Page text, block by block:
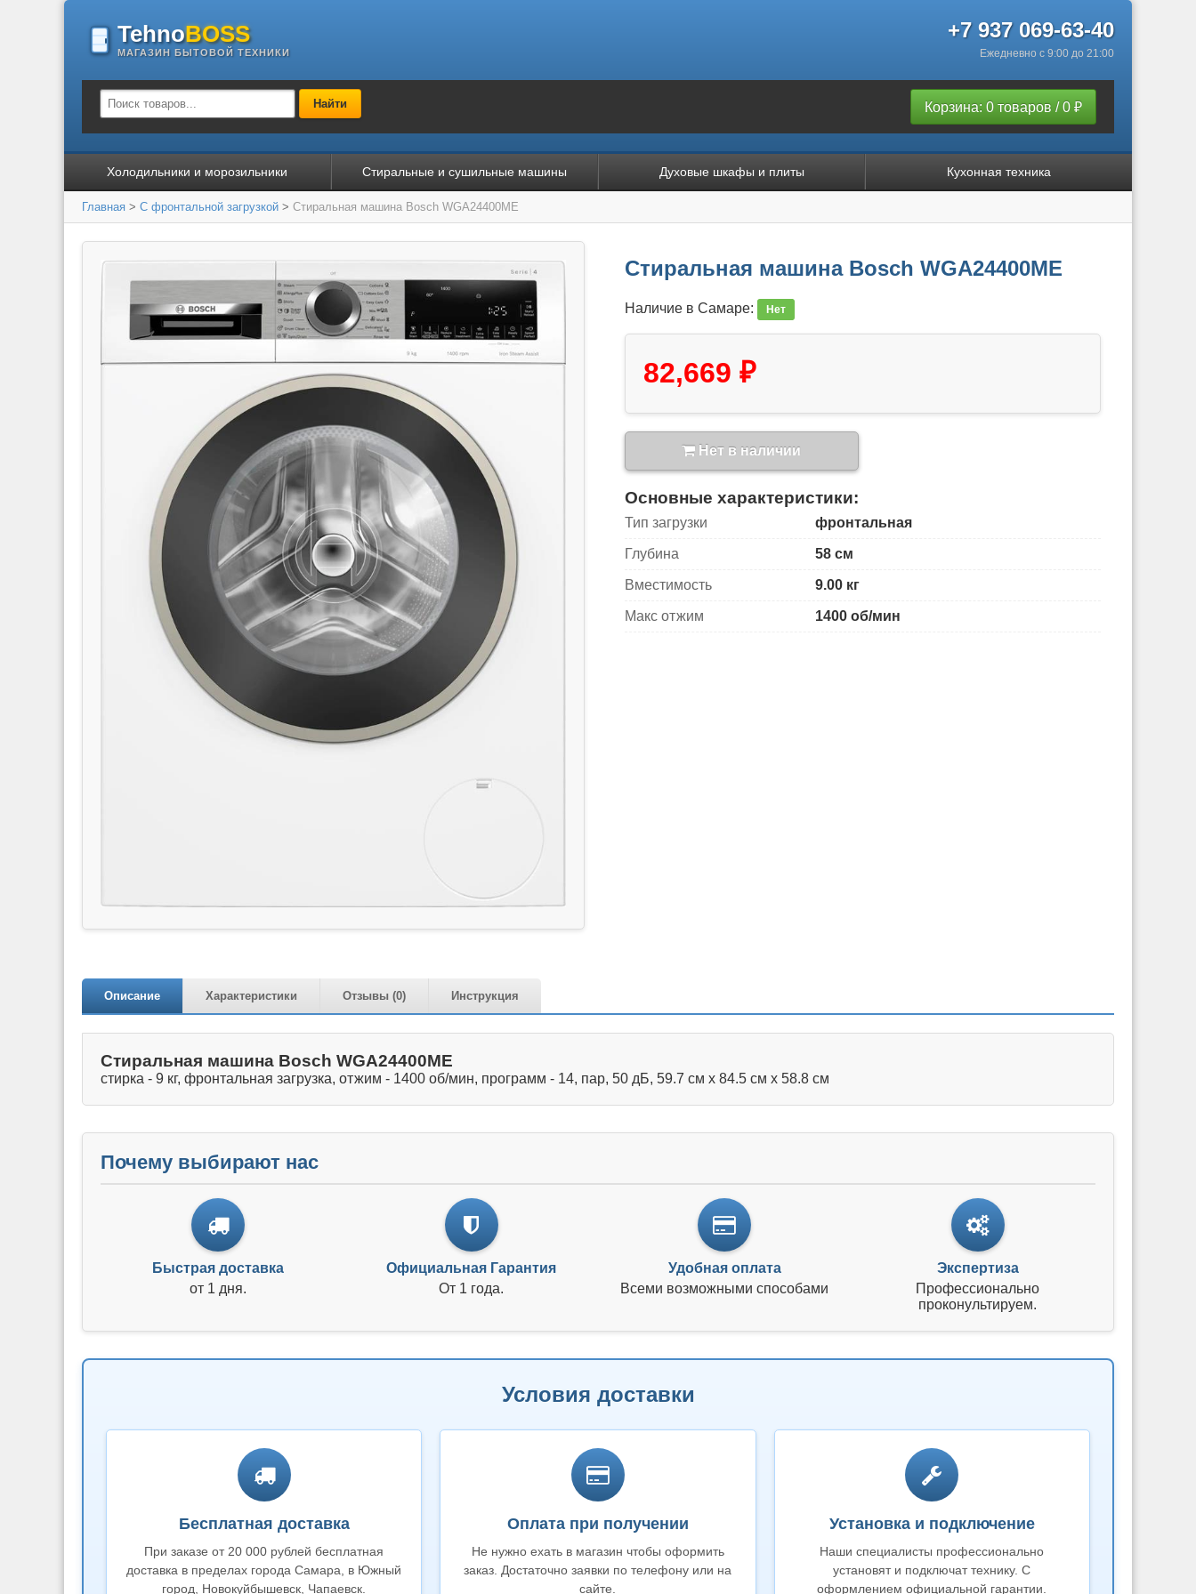
TehnoBOSS
МАГАЗИН БЫТОВОЙ ТЕХНИКИ
+7 937 069-63-40
Ежедневно с 9:00 до 21:00
Найти Корзина: 0 товаров / 0 ₽
Холодильники и морозильники Стиральные и сушильные машины Духовые шкафы и плиты Кухонная техника
Главная > С фронтальной загрузкой > Стиральная машина Bosch WGA24400ME
Стиральная машина Bosch WGA24400ME
Наличие в Самаре: Нет
82,669 ₽
Нет в наличии
Основные характеристики:
Тип загрузки фронтальная
Глубина 58 см
Вместимость 9.00 кг
Макс отжим 1400 об/мин
Описание Характеристики Отзывы (0) Инструкция
Стиральная машина Bosch WGA24400ME
стирка - 9 кг, фронтальная загрузка, отжим - 1400 об/мин, программ - 14, пар, 50 дБ, 59.7 см x 84.5 см x 58.8 см
Почему выбирают нас
Быстрая доставка
от 1 дня.
Официальная Гарантия
От 1 года.
Удобная оплата
Всеми возможными способами
Экспертиза
Профессионально
проконультируем.
Условия доставки
Бесплатная доставка
При заказе от 20 000 рублей бесплатная
доставка в пределах города Самара, в Южный
город, Новокуйбышевск, Чапаевск.
Оплата при получении
Не нужно ехать в магазин чтобы оформить
заказ. Достаточно заявки по телефону или на
сайте.
Установка и подключение
Наши специалисты профессионально
установят и подключат технику. С
оформлением официальной гарантии.